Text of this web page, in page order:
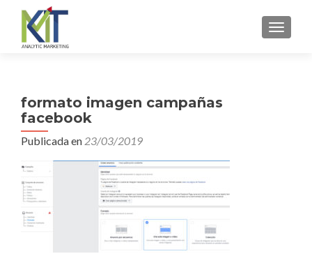
formato imagen campañas
facebook
Publicada en 23/03/2019